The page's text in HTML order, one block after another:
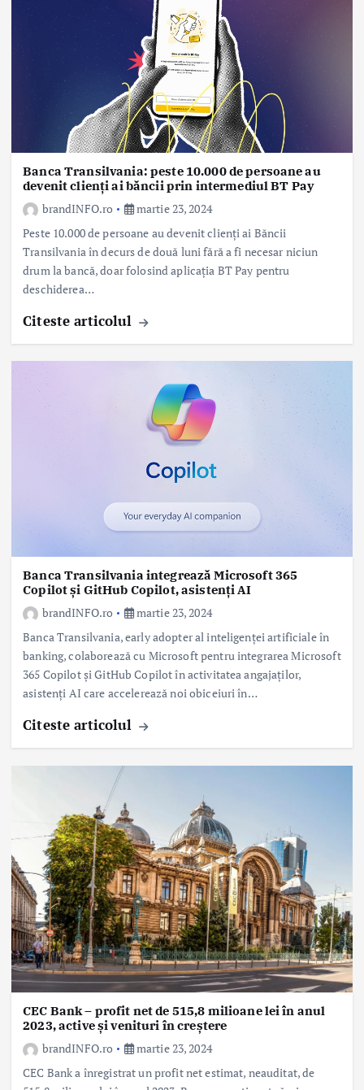
Banca Transilvania: peste 10.000 de persoane au
devenit clienți ai băncii prin intermediul BT Pay
brandINFO.ro
martie 23, 2024
Peste 10.000 de persoane au devenit clienți ai Băncii
Transilvania în decurs de două luni fără a fi necesar niciun
drum la bancă, doar folosind aplicația BT Pay pentru
deschiderea…
Citeste articolul
Banca Transilvania integrează Microsoft 365
Copilot și GitHub Copilot, asistenți AI
brandINFO.ro
martie 23, 2024
Banca Transilvania, early adopter al inteligenței artificiale în
banking, colaborează cu Microsoft pentru integrarea Microsoft
365 Copilot și GitHub Copilot în activitatea angajaților,
asistenți AI care accelerează noi obiceiuri în…
Citeste articolul
CEC Bank – profit net de 515,8 milioane lei în anul
2023, active și venituri în creștere
brandINFO.ro
martie 23, 2024
CEC Bank a înregistrat un profit net estimat, neauditat, de